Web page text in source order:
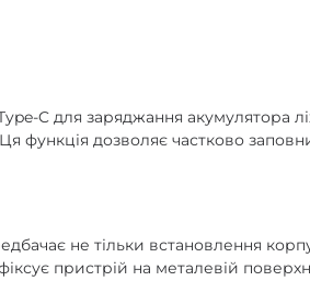
C для заряджання акумулятора
функція дозволяє частково
не тільки встановлення
пристрій на металевій